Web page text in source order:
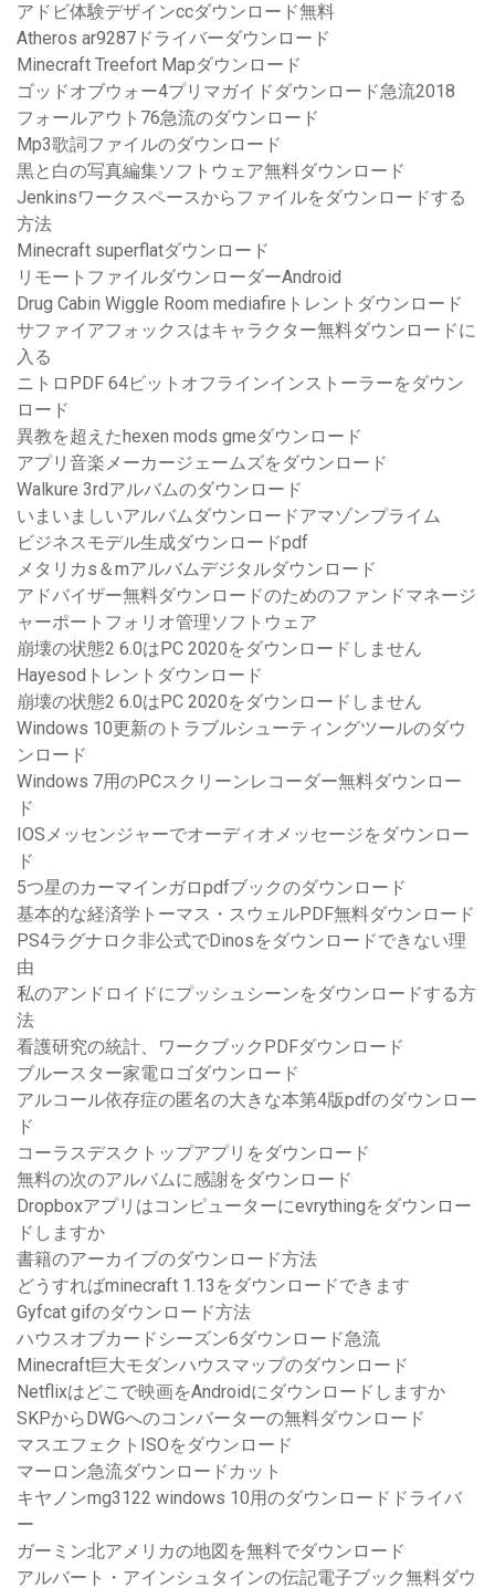
アドビ体験デザインccダウンロード無料
Atheros ar9287ドライバーダウンロード
Minecraft Treefort Mapダウンロード
ゴッドオブウォー4プリマガイドダウンロード急流2018
フォールアウト76急流のダウンロード
Mp3歌詞ファイルのダウンロード
黒と白の写真編集ソフトウェア無料ダウンロード
Jenkinsワークスペースからファイルをダウンロードする
方法
Minecraft superflatダウンロード
リモートファイルダウンローダーAndroid
Drug Cabin Wiggle Room mediafireトレントダウンロード
サファイアフォックスはキャラクター無料ダウンロードに
入る
ニトロPDF 64ビットオフラインインストーラーをダウン
ロード
異教を超えたhexen mods gmeダウンロード
アプリ音楽メーカージェームズをダウンロード
Walkure 3rdアルバムのダウンロード
いまいましいアルバムダウンロードアマゾンプライム
ビジネスモデル生成ダウンロードpdf
メタリカs＆mアルバムデジタルダウンロード
アドバイザー無料ダウンロードのためのファンドマネージ
ャーポートフォリオ管理ソフトウェア
崩壊の状態2 6.0はPC 2020をダウンロードしません
Hayesodトレントダウンロード
崩壊の状態2 6.0はPC 2020をダウンロードしません
Windows 10更新のトラブルシューティングツールのダウ
ンロード
Windows 7用のPCスクリーンレコーダー無料ダウンロー
ド
IOSメッセンジャーでオーディオメッセージをダウンロー
ド
5つ星のカーマインガロpdfブックのダウンロード
基本的な経済学トーマス・スウェルPDF無料ダウンロード
PS4ラグナロク非公式でDinosをダウンロードできない理
由
私のアンドロイドにプッシュシーンをダウンロードする方
法
看護研究の統計、ワークブックPDFダウンロード
ブルースター家電ロゴダウンロード
アルコール依存症の匿名の大きな本第4版pdfのダウンロー
ド
コーラスデスクトップアプリをダウンロード
無料の次のアルバムに感謝をダウンロード
Dropboxアプリはコンピューターにevrythingをダウンロー
ドしますか
書籍のアーカイブのダウンロード方法
どうすればminecraft 1.13をダウンロードできます
Gyfcat gifのダウンロード方法
ハウスオブカードシーズン6ダウンロード急流
Minecraft巨大モダンハウスマップのダウンロード
Netflixはどこで映画をAndroidにダウンロードしますか
SKPからDWGへのコンバーターの無料ダウンロード
マスエフェクトISOをダウンロード
マーロン急流ダウンロードカット
キヤノンmg3122 windows 10用のダウンロードドライバ
ー
ガーミン北アメリカの地図を無料でダウンロード
アルバート・アインシュタインの伝記電子ブック無料ダウ